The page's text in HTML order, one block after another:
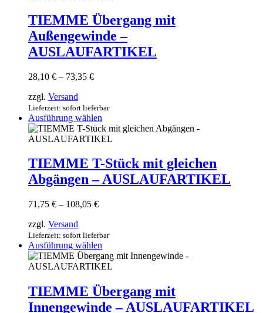
Varianten
auf.
Die
Optionen
können
werden
TIEMME Übergang mit
Außengewinde –
AUSLAUFARTIKEL
28,10 € – 73,35 €Preisspanne:
73,35 €
zzgl. Versand
Lieferzeit: sofort lieferbar
Ausführung wählen
Produkt
weist
Varianten
auf.
Die
Produktseite
werden
TIEMME T-Stück mit gleichen
Abgängen – AUSLAUFARTIKEL
71,75 € – 108,05 €Preisspanne:
108,05 €
zzgl. Versand
Lieferzeit: sofort lieferbar
Ausführung wählen
Produkt
weist
Varianten
auf.
Die
TIEMME Übergang mit
Innengewinde – AUSLAUFARTIKEL